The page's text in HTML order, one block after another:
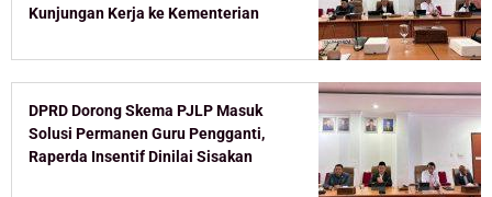
Kunjungan Kerja ke Kementerian
DPRD Dorong Skema PJLP Masuk
Solusi Permanen Guru Pengganti,
Raperda Insentif Dinilai Sisakan